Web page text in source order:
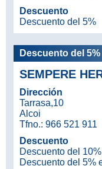
Descuento
Descuento del 5%
Descuento del 5%
SEMPERE
Dirección
Tarrasa,10
Alcoi
Tfno.: 966 521 911
Descuento
Descuento del
Descuento del 5%